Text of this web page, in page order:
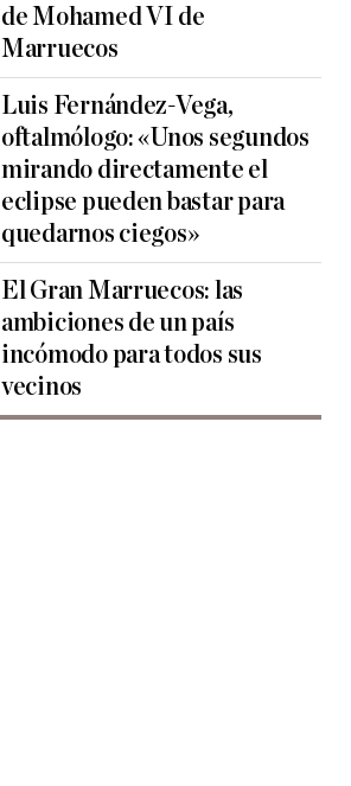
de Mohamed VI de
Marruecos
Luis Fernández-Vega,
oftalmólogo: «Unos segundos
mirando directamente el
eclipse pueden bastar para
quedarnos ciegos»
El Gran Marruecos: las
ambiciones de un país
incómodo para todos sus
vecinos